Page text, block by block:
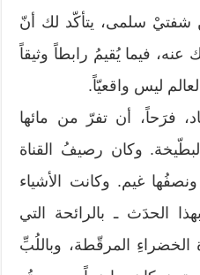
شفتيْ سلمى، يتأكّد لك أنّ
فيما يُقيمُ رابطاً وثيقاً
ليس واقعيّاً.
فرَحاً، أن تفرّ من مائها
وكان رصيفُ القناة
غيم. وكانت الأشياء
الحدَث ـ بالرائحة التي
المرقّطة، وباللُبِّ